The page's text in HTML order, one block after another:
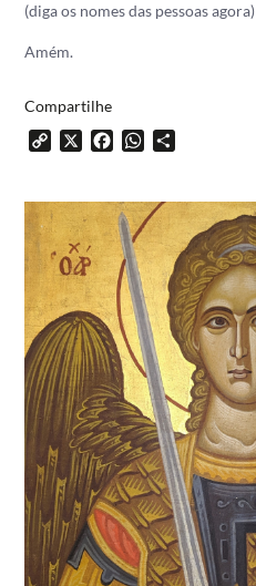
(diga os nomes das pessoas agora)
Amém.
Compartilhe
Copy X FacebookWhatsApp